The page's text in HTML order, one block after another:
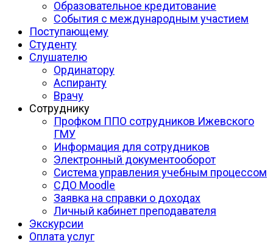
Образовательное кредитование
События с международным участием
Поступающему
Студенту
Слушателю
Ординатору
Аспиранту
Врачу
Сотруднику
Профком ППО сотрудников Ижевского
ГМУ
Информация для сотрудников
Электронный документооборот
Система управления учебным процессом
СДО Moodle
Заявка на справки о доходах
Личный кабинет преподавателя
Экскурсии
Оплата услуг